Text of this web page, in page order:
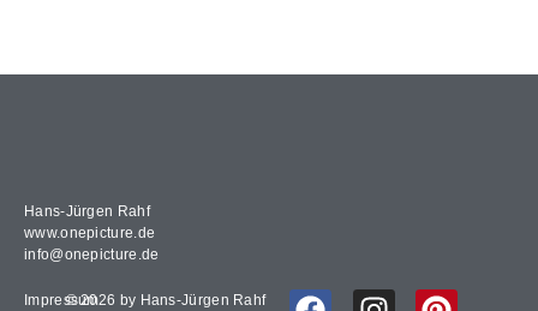
Hans-Jürgen Rahf
www.onepicture.de
info@onepicture.de
Impressum© 2026 by Hans-Jürgen Rahf